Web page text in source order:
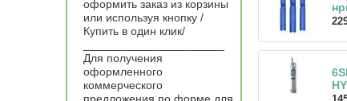
оформить заказ из корзины
или используя кнопку /
Купить в один клик/
Для получения
оформленного
коммерческого